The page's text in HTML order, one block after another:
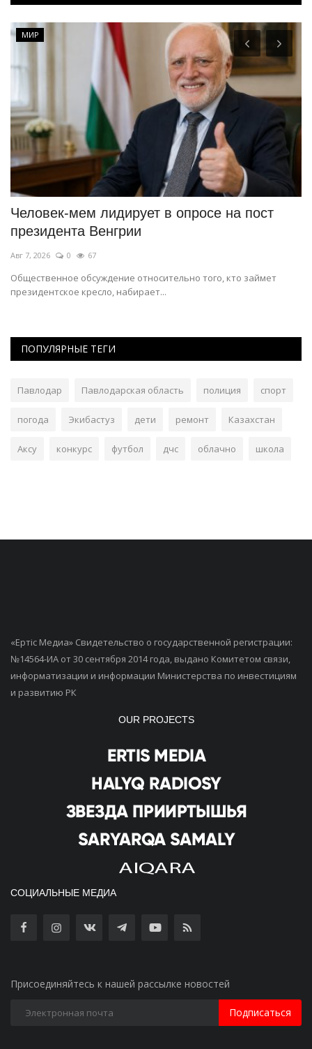
МИР
Человек-мем лидирует в опросе на пост
президента Венгрии
Авг 7, 2026 0 67
Общественное обсуждение относительно того, кто займет
президентское кресло, набирает...
ПОПУЛЯРНЫЕ ТЕГИ
Павлодар Павлодарская область полиция спорт
погода Экибастуз дети ремонт Казахстан
Аксу конкурс футбол дчс облачно школа
«Ертiс Медиа» Свидетельство о государственной регистрации:
№14564-ИА от 30 сентября 2014 года, выдано Комитетом связи,
информатизации и информации Министерства по инвестициям
и развитию РК
OUR PROJECTS
СОЦИАЛЬНЫЕ МЕДИА
Присоединяйтесь к нашей рассылке новостей
Подписаться